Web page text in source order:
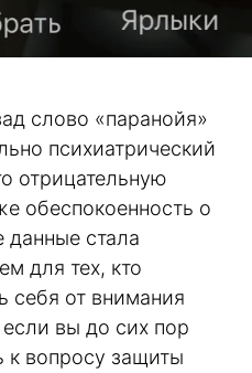
слово «паранойя»
психиатрический
отрицательную
обеспокоенность о
данные стала
для тех, кто
себя от внимания
вы до сих пор
к вопросу защиты